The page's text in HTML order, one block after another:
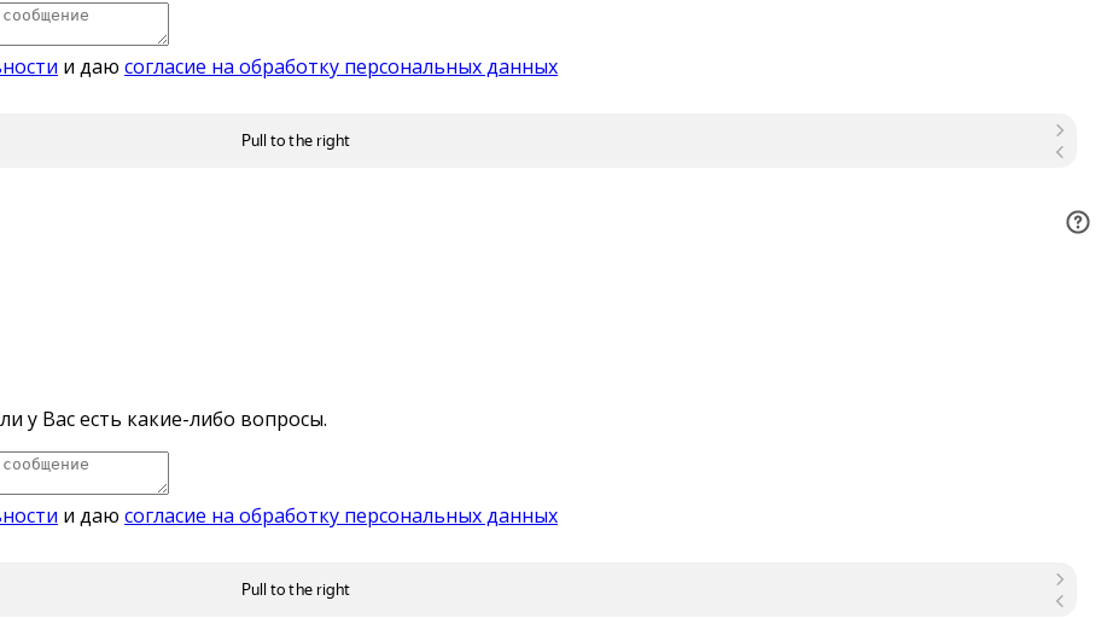
и даю согласие на обработку персональных данных
у Вас есть какие-либо вопросы.
и даю согласие на обработку персональных данных